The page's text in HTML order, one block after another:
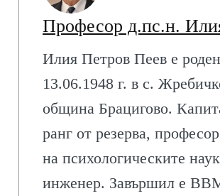
Професор д.пс.н.
Илия Петров Пеев е
13.06.1948 г. в с.
община Брацигово.
ранг от резерва,
на психологическите
инженер. Завършил е